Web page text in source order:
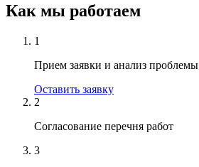
Как мы работаем
1
Прием заявки и анализ проблемы
Оставить заявку
2
Согласование перечня работ
3